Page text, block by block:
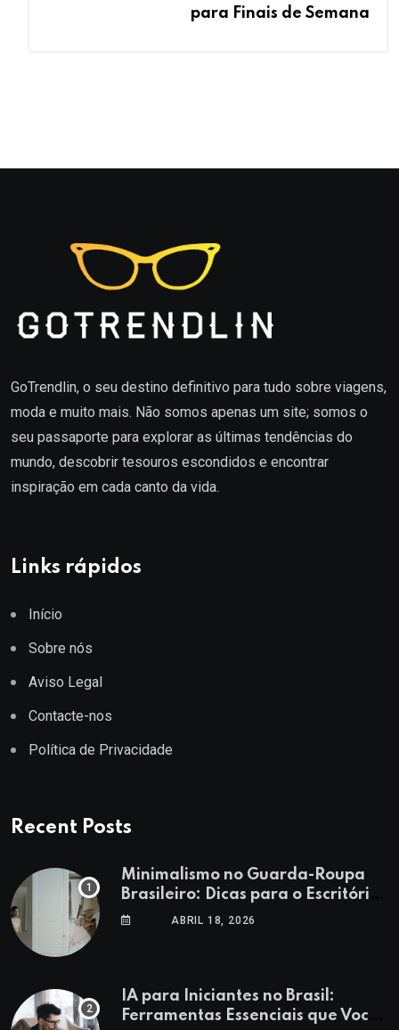
para Finais de Semana
GoTrendlin, o seu destino definitivo para tudo sobre viagens,
moda e muito mais. Não somos apenas um site; somos o
seu passaporte para explorar as últimas tendências do
mundo, descobrir tesouros escondidos e encontrar
inspiração em cada canto da vida.
Links rápidos
Início
Sobre nós
Aviso Legal
Contacte-nos
Política de Privacidade
Recent Posts
Minimalismo no Guarda-Roupa
Brasileiro: Dicas para o Escritório
e LazerABRIL 18, 2026
IA para Iniciantes no Brasil:
Ferramentas Essenciais que Você